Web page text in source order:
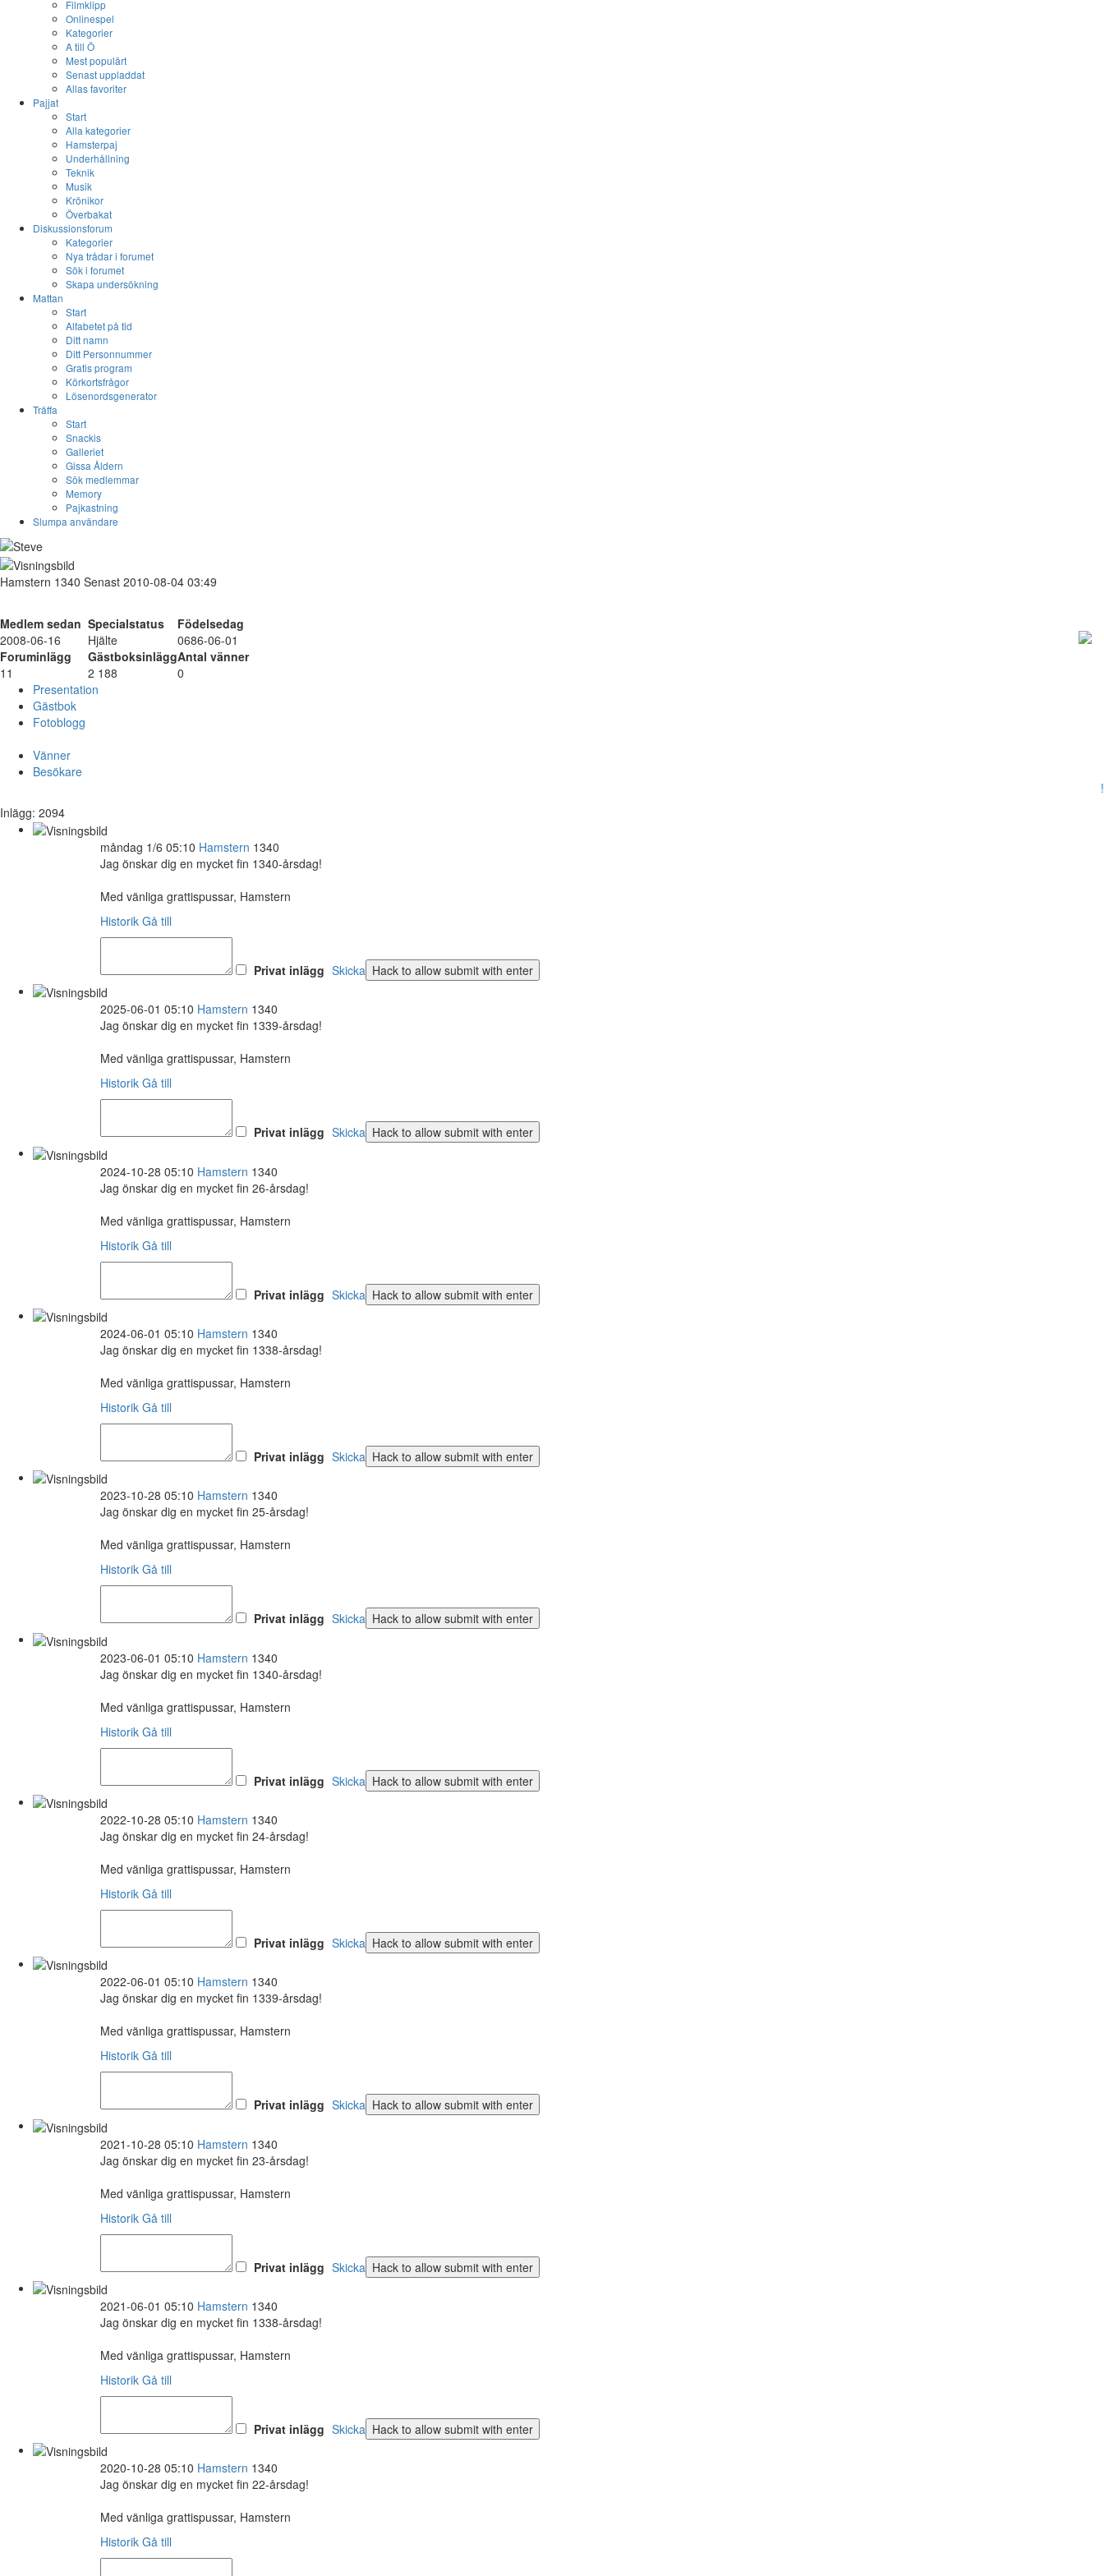
Filmklipp
Onlinespel
Kategorier
A till Ö
Mest populärt
Senast uppladdat
Allas favoriter
Pajjat
Start
Alla kategorier
Hamsterpaj
Underhållning
Teknik
Musik
Krönikor
Överbakat
Diskussionsforum
Kategorier
Nya trådar i forumet
Sök i forumet
Skapa undersökning
Mattan
Start
Alfabetet på tid
Ditt namn
Ditt Personnummer
Gratis program
Körkortsfrågor
Lösenordsgenerator
Träffa
Start
Snackis
Galleriet
Gissa Åldern
Sök medlemmar
Memory
Pajkastning
Slumpa användare
Hamstern 1340 Senast 2010-08-04 03:49
Medlem sedan Specialstatus
Födelsedag
2008-06-16
Hjälte
0686-06-01
Foruminlägg
GästboksinläggAntal vänner
11
2 188
0
Presentation
Gästbok
Fotoblogg
Vänner
Besökare
!
Inlägg: 2094
måndag 1/6 05:10 Hamstern 1340
Jag önskar dig en mycket fin 1340-årsdag!
Med vänliga grattispussar, Hamstern
Historik Gå till
Privat inlägg Skicka
2025-06-01 05:10 Hamstern 1340
Jag önskar dig en mycket fin 1339-årsdag!
Med vänliga grattispussar, Hamstern
Historik Gå till
Privat inlägg Skicka
2024-10-28 05:10 Hamstern 1340
Jag önskar dig en mycket fin 26-årsdag!
Med vänliga grattispussar, Hamstern
Historik Gå till
Privat inlägg Skicka
2024-06-01 05:10 Hamstern 1340
Jag önskar dig en mycket fin 1338-årsdag!
Med vänliga grattispussar, Hamstern
Historik Gå till
Privat inlägg Skicka
2023-10-28 05:10 Hamstern 1340
Jag önskar dig en mycket fin 25-årsdag!
Med vänliga grattispussar, Hamstern
Historik Gå till
Privat inlägg Skicka
2023-06-01 05:10 Hamstern 1340
Jag önskar dig en mycket fin 1340-årsdag!
Med vänliga grattispussar, Hamstern
Historik Gå till
Privat inlägg Skicka
2022-10-28 05:10 Hamstern 1340
Jag önskar dig en mycket fin 24-årsdag!
Med vänliga grattispussar, Hamstern
Historik Gå till
Privat inlägg Skicka
2022-06-01 05:10 Hamstern 1340
Jag önskar dig en mycket fin 1339-årsdag!
Med vänliga grattispussar, Hamstern
Historik Gå till
Privat inlägg Skicka
2021-10-28 05:10 Hamstern 1340
Jag önskar dig en mycket fin 23-årsdag!
Med vänliga grattispussar, Hamstern
Historik Gå till
Privat inlägg Skicka
2021-06-01 05:10 Hamstern 1340
Jag önskar dig en mycket fin 1338-årsdag!
Med vänliga grattispussar, Hamstern
Historik Gå till
Privat inlägg Skicka
2020-10-28 05:10 Hamstern 1340
Jag önskar dig en mycket fin 22-årsdag!
Med vänliga grattispussar, Hamstern
Historik Gå till